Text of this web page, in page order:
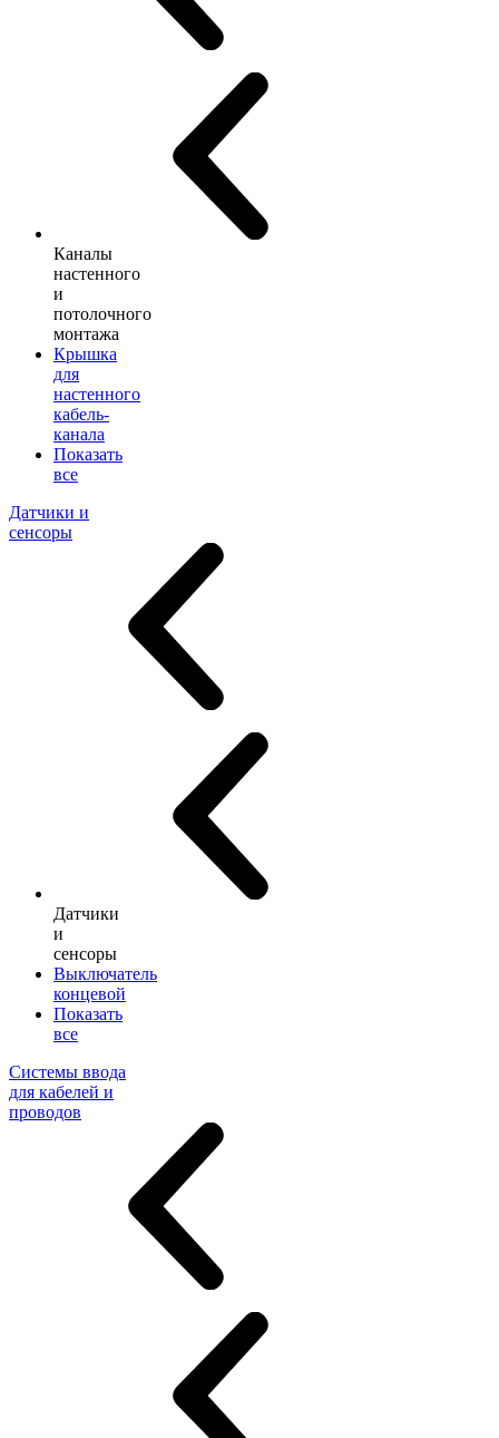
Каналы
настенного
и
потолочного
монтажа
Крышка
для
настенного
кабель-
канала
Показать
все
Датчики и
сенсоры
Датчики
и
сенсоры
Выключатель
концевой
Показать
все
Системы ввода
для кабелей и
проводов